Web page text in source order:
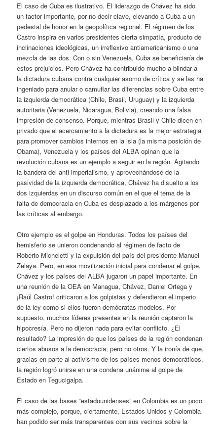
El caso de Cuba es ilustrativo. El liderazgo de Chávez ha sido
un factor importante, por no decir clave, elevando a Cuba a un
pedestal de honor en la geopolítica regional. El régimen de los
Castro inspira en varios presidentes cierta simpatía, producto de
inclinaciones ideológicas, un irreflexivo antiamericanismo o una
mezcla de las dos. Con o sin Venezuela, Cuba se beneficiaría de
estos prejuicios. Pero Chávez ha contribuido mucho a blindar a
la dictadura cubana contra cualquier asomo de crítica y se las ha
ingeniado para anular o camuflar las diferencias sobre Cuba entre
la izquierda democrática (Chile, Brasil, Uruguay) y la izquierda
autoritaria (Venezuela, Nicaragua, Bolivia), creando una falsa
impresión de consenso. Porque, mientras Brasil y Chile dicen en
privado que el acercamiento a la dictadura es la mejor estrategia
para promover cambios internos en la isla (la misma posición de
Obama), Venezuela y los países del ALBA opinan que la
revolución cubana es un ejemplo a seguir en la región. Agitando
la bandera del anti-imperialismo, y aprovechándose de la
pasividad de la izquierda democrática, Chávez ha disuelto a los
dos izquierdas en un discurso común en el que el tema de la
falta de democracia en Cuba es desplazado a los márgenes por
las críticas al embargo.
Otro ejemplo es el golpe en Honduras. Todos los países del
hemisferio se unieron condenando al régimen de facto de
Roberto Micheletti y la expulsión del país del presidente Manuel
Zelaya. Pero, en esa movilización inicial para condenar el golpe,
Chávez y los países del ALBA jugaron un papel importante. En
una reunión de la OEA en Managua, Chávez, Daniel Ortega y
¡Raúl Castro! criticaron a los golpistas y defendieron el imperio
de la ley como si ellos fueron demócratas modelos. Por
supuesto, muchos líderes presentes en la reunión captaron la
hipocresía. Pero no dijeron nada para evitar conflicto. ¿El
resultado? La impresión de que los países de la región condenan
ciertos abusos a la democracia, pero no otros. Y la ironía de que,
gracias en parte al activismo de los países menos democráticos,
la región logró unirse en una condena unánime al golpe de
Estado en Tegucigalpa.
El caso de las bases “estadounidenses” en Colombia es un poco
más complejo, porque, ciertamente, Estados Unidos y Colombia
han podido ser más transparentes con sus vecinos sobre la